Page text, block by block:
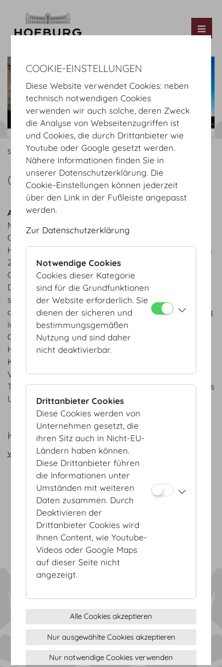
Startseite Über Uns Unser Unternehmen Geschäftsführung
Geschäftsführung
Armin Egger MBA
Mit September 2025 hat Armin Egger die alleinige
Geschäftsführung der Wiener Kongresszentrum
Hofburg Betriebsges.m.b.H. übernommen. Zwischen
2009 – 2025 führte Armin Egger die Messe
Congress Graz / mcg GmbH und wirkte zuvor in
Davos Tourismus & Convention als CEO/Präsident
sowie in weiteren internationalen Unternehmungen
der MICE- und Tourismusbranche. Mit viel Erfahrung
im Kongress- und Veranstaltungsbusiness setzt die
Geschäftsführung auf die wesentlichen Säulen der
Hofburg Vienna: höchste Servicequalität der
Kunden gegenüber, Professionalität im
Veranstaltungsmanagement, modernster
Technologie und den Fokus wichtige Impulse für das
Unternehmen zu setzen.
KONTAKT
vienna@hofburg.com
AGB
Datenschutz
Impressum
Sitemap
(c) 2026 Hofburg Vienna, Heldenplatz, 1010 Wien
Cookie Einstellungen
COOKIE-EINSTELLUNGEN
Diese Website verwendet Cookies: neben
technisch notwendigen Cookies
verwenden wir auch solche, deren Zweck
die Analyse von Webseitenzugriffen ist
und Cookies, die durch Drittanbieter wie
Youtube oder Google gesetzt werden.
Nähere Informationen finden Sie in
unserer Datenschutzerklärung. Die
Cookie-Einstellungen können jederzeit
über den Link in der Fußleiste angepasst
werden.
Zur Datenschutzerklärung
Notwendige Cookies
Cookies dieser Kategorie
sind für die Grundfunktionen
der Website erforderlich. Sie
dienen der sicheren und
bestimmungsgemäßen
Nutzung und sind daher
nicht deaktivierbar.
Drittanbieter Cookies
Diese Cookies werden von
Unternehmen gesetzt, die
ihren Sitz auch in Nicht-EU-
Ländern haben können.
Diese Drittanbieter führen
die Informationen unter
Umständen mit weiteren
Daten zusammen. Durch
Deaktivieren der
Drittanbieter Cookies wird
Ihnen Content, wie Youtube-
Videos oder Google Maps
auf dieser Seite nicht
angezeigt.
Alle Cookies akzeptieren
Nur ausgewählte Cookies akzeptieren
Nur notwendige Cookies verwenden